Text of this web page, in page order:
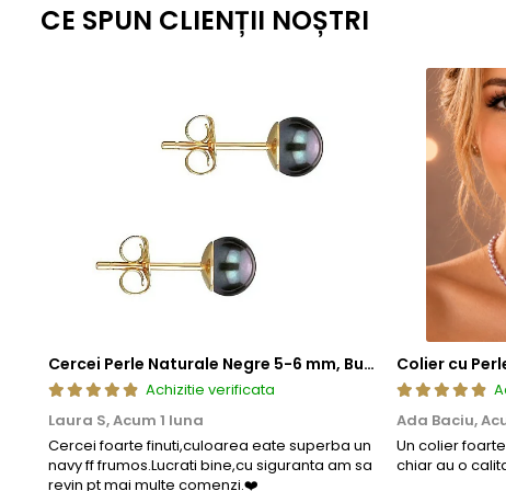
componentelor din aur si argint pot manifesta proprietati
contin un mic arc sau o
inchidere sa functioneze corect, mentinandu-si
Tortitele cerceilor din aur si argint, care dispun de
metalic comun, special ales pentru a asigura
, utilizate pentru
pentru a fi mai rezistent decat in mod normal.
lunga durata.
Aceasta metoda de fabricatie ofera un echilibru perfect intre
standardizate la nivel global, fiecare piesa ramane nu doar
CE SPUN CLIENȚII NOȘTRI
Cercei Perle Naturale Negre 5-6 mm, Buton AAA, Aur 14K (aur 585), Tip Șurub | KASKADDA®
Achizitie verificata
Laura S,Acum 1 luna
Cercei foarte finuti,culoarea eate superba un
navy ff frumos.Lucrati bine,cu siguranta am sa
revin pt mai multe comenzi.❤️
Ada Baciu,
Un colier
chiar au o